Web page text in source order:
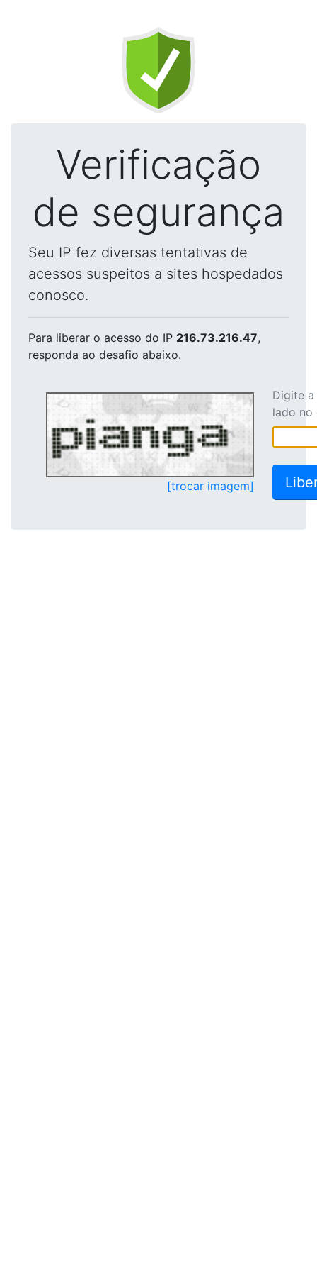
Verificação
de segurança
Seu IP fez diversas tentativas de
acessos suspeitos a sites hospedados
conosco.
Para liberar o acesso do IP 216.73.216.47,
responda ao desafio abaixo.
[trocar imagem]
Digite
lado no